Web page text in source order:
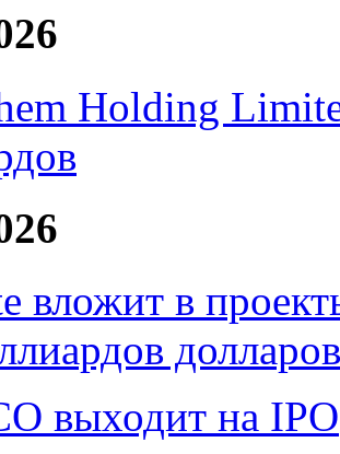
Holding
вложит в
долларов
выходит на IPO